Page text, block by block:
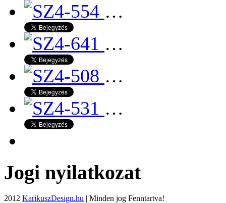
…
…
…
…
Jogi nyilatkozat
2012 KarikuszDesign.hu | Minden jog Fenntartva!